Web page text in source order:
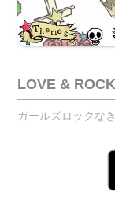
LOVE & ROCK
ガールズロックな